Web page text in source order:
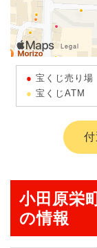
宝くじ売り場
宝くじATM
小田原栄
の情報